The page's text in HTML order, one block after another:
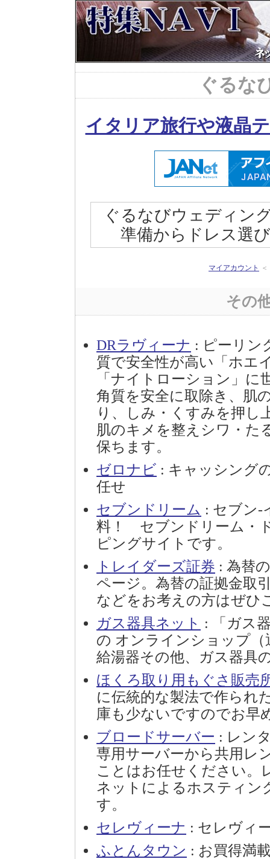
ぐるな
イタリア旅行や液晶
ぐるなびウェディン
準備からドレス選
マイアカウント ＜
その
DRラヴィーナ : ピーリン
質で安全性が高い「ホエ
「ナイトローション」に
角質を安全に取除き、肌
り、しみ・くすみを押し
肌のキメを整えシワ・た
保ちます。
ゼロナビ : キャッシング
任せ
セブンドリーム : セブン-
料！ セブンドリーム・
ピングサイトです。
トレイダーズ証券 : 為替
ページ。為替の証拠金取
などをお考えの方はぜひ
ガス器具ネット : 「ガス
の オンラインショップ
給湯器その他、ガス器具
ほくろ取り用もぐさ販売
に伝統的な製法で作られ
庫も少ないですのでお早
ブロードサーバー : レン
専用サーバーから共用レ
ことはお任せください。
ネットによるホスティン
す。
セレヴィーナ : セレヴィ
ふとんタウン : お買得満